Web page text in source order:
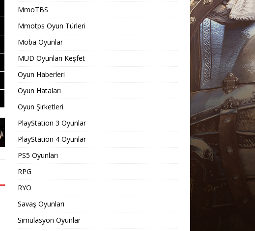
MmoTBS
Mmotps Oyun Türleri
Moba Oyunlar
MUD Oyunları Keşfet
Oyun Haberleri
Oyun Hataları
Oyun Şirketleri
PlayStation 3 Oyunlar
PlayStation 4 Oyunlar
PS5 Oyunları
RPG
RYO
Savaş Oyunları
Simülasyon Oyunlar